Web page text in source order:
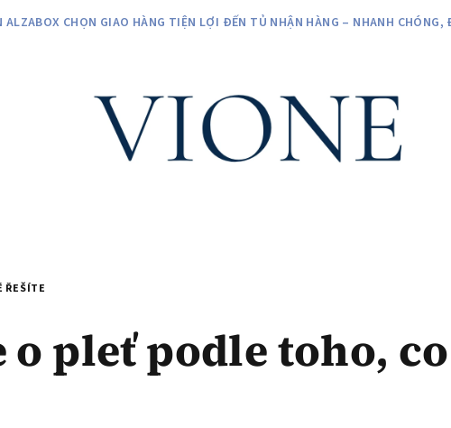
ALZABOX CHỌN GIAO HÀNG TIỆN LỢI ĐẾN TỦ NHẬN HÀNG – NHANH
ŘEŠÍTE
o pleť podle toho,